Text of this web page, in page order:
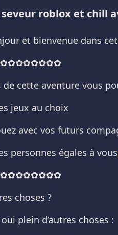
seveur roblox et chill
et bienvenue dans
de cette aventure vous
jeux au choix
avec vos futurs
personnes égales à vous
choses ?
plein d’autres choses :